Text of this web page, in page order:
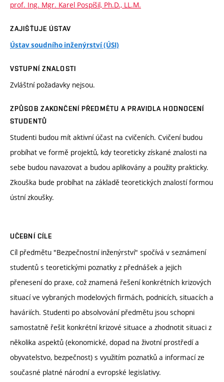
prof. Ing. Mgr. Karel Pospíšil, Ph.D., LL.M.
ZAJIŠŤUJE ÚSTAV
Ústav soudního inženýrství (ÚSI)
VSTUPNÍ ZNALOSTI
Zvláštní požadavky nejsou.
ZPŮSOB ZAKONČENÍ PŘEDMĚTU A PRAVIDLA HODNOCENÍ
STUDENTŮ
Studenti budou mít aktivní účast na cvičeních. Cvičení budou
probíhat ve formě projektů, kdy teoreticky získané znalosti na
sebe budou navazovat a budou aplikovány a použity prakticky.
Zkouška bude probíhat na základě teoretických znalostí formou
ústní zkoušky.
UČEBNÍ CÍLE
Cíl předmětu "Bezpečnostní inženýrství" spočívá v seznámení
studentů s teoretickými poznatky z přednášek a jejich
přenesení do praxe, což znamená řešení konkrétních krizových
situací ve vybraných modelových firmách, podnicích, situacích a
haváriích. Studenti po absolvování předmětu jsou schopni
samostatně řešit konkrétní krizové situace a zhodnotit situaci z
několika aspektů (ekonomické, dopad na životní prostředí a
obyvatelstvo, bezpečnost) s využitím poznatků a informací ze
současné platné národní a evropské legislativy.